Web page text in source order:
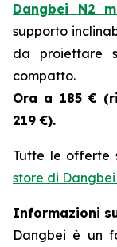
Dangbei N2
supporto
da proiettare
compatto.
Ora a 185 €
219 €).
Tutte le offerte
store di
Informazioni
Dangbei è un